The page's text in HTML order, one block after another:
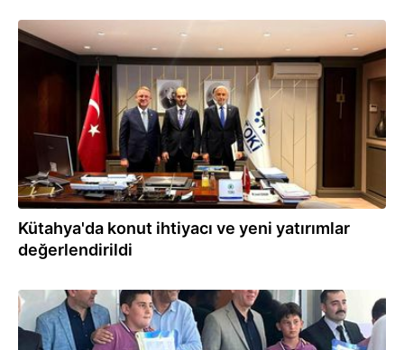
01.07.2025
Kütahya'da konut ihtiyacı ve yeni yatırımlar
değerlendirildi
20.06.2025